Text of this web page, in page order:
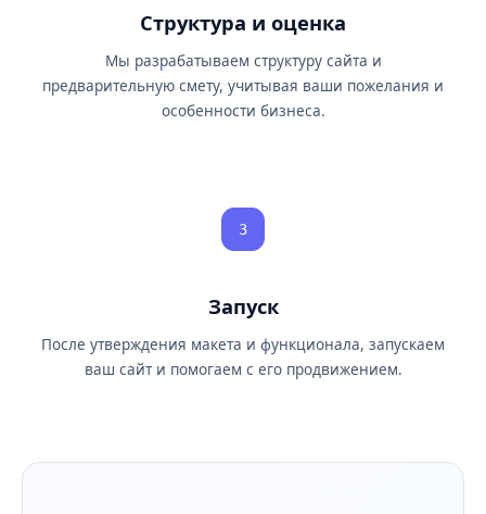
Структура и оценка
Мы разрабатываем структуру сайта и
предварительную смету, учитывая ваши пожелания и
особенности бизнеса.
3
Запуск
После утверждения макета и функционала, запускаем
ваш сайт и помогаем с его продвижением.